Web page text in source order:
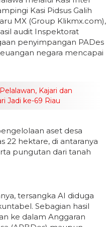
Kasi Pidsus Galih
MX (Group Klikmx.com),
audit Inspektorat
penyimpangan PADes
negara mencapai
Kajari dan
Jadi ke-69 Riau
aset desa
22 hektare, di antaranya
pungutan dari tanah
tersangka AI diduga
Sebagian hasil
ke dalam Anggaran